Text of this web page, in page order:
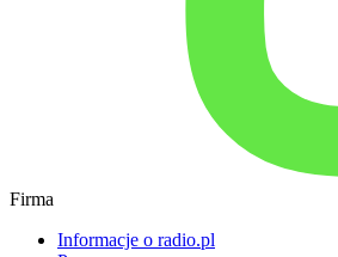
Firma
Informacje o radio.pl